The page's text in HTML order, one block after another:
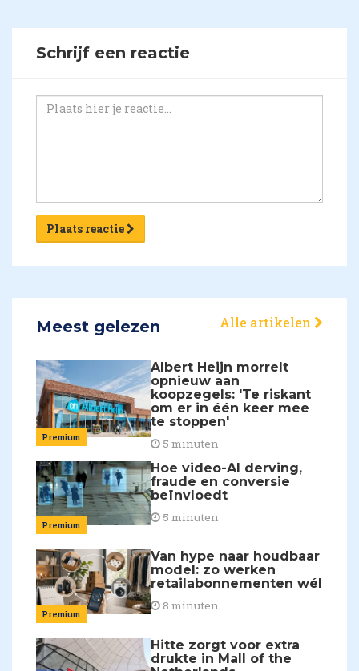
Schrijf een reactie
Plaats reactie
Meest gelezen Alle artikelen
Premium
Albert Heijn morrelt
opnieuw aan
koopzegels: 'Te riskant
om er in één keer mee
te stoppen'
5 minuten
Premium
Hoe video-AI derving,
fraude en conversie
beïnvloedt
5 minuten
Premium
Van hype naar houdbaar
model: zo werken
retailabonnementen wél
8 minuten
Hitte zorgt voor extra
drukte in Mall of the